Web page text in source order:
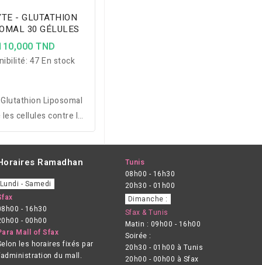
- GLUTATHION
30 GÉLULES
TND
47 En stock
Liposomal
cellules contre le
oxydatif grâce au
et à la vitamine C,
biodisponibilité et
optimale.
Ramadhan
Lundi - Samedi
- 16h30
- 00h00
Mall of Sfax
les horaires fixés par
du mall.
Tunis
08h00 - 16h30
20h30 - 01h00
Dimanche :
Sfax & Tunis
Matin : 09h00 - 16h00
Soirée :
20h30 - 01h00 à Tunis
20h00 - 00h00 à Sfax